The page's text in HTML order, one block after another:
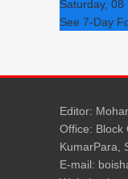
Saturday, 08
See 7-Day
Editor:
Office: Block
KumarPara,
E-mail: